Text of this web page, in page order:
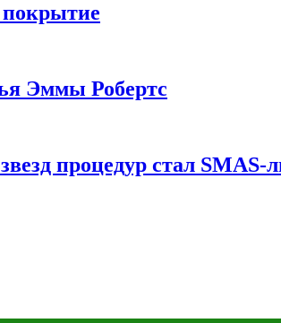
Эммы Робертс
процедур стал SMAS-